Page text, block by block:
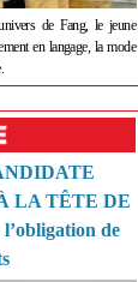
de Fang, le jeune
en langage, la mode
LA TÊTE DE
de